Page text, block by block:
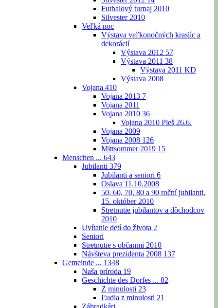
Futbalový turnaj 2010
Silvester 2010
Veľká noc
Výstava veľkonočných kraslíc a
dekorácií
Výstava 2012 57
Výstava 2011 38
Výstava 2011 KD
Výstava 2008
Vojana 410
Vojana 2013 7
Vojana 2011
Vojana 2010 36
Vojana 2010 Pleš 26.6.
Vojana 2009
Vojana 2008 126
Mittsommer 2019 15
Menschen ... 643
Jubilanti 379
Jubilanti a seniori 6
Oslava 11.10.2008
50, 60, 70, 80 a 90 roční jubilanti,
15. október 2010
Stretnutie jubilantov a dôchodcov
2010
Uvítanie detí do života 2
Seniori
Stretnutie s občanmi 2010
Návšteva prezidenta 2008 137
Gemeinde ... 1348
Naša príroda 19
Geschichte des Dorfes ... 82
Z minulosti 23
Ľudia z minulosti 21
Záhradkári